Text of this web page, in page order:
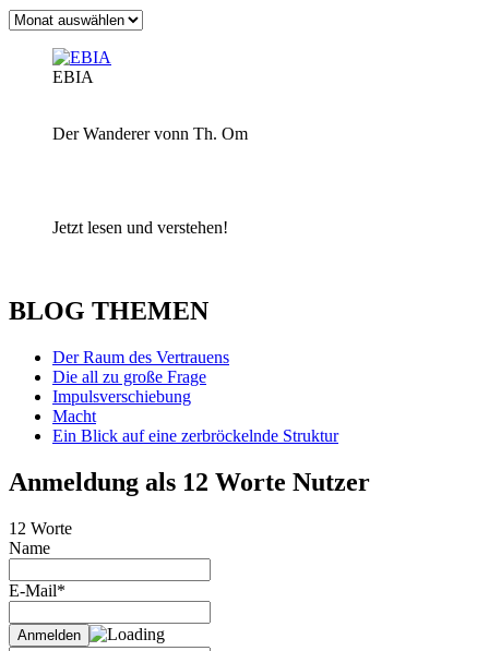
Archiv
EBIA
Der Wanderer vonn Th. Om
Jetzt lesen und verstehen!
BLOG THEMEN
Der Raum des Vertrauens
Die all zu große Frage
Impulsverschiebung
Macht
Ein Blick auf eine zerbröckelnde Struktur
Anmeldung als 12 Worte Nutzer
12 Worte
Name
E-Mail*